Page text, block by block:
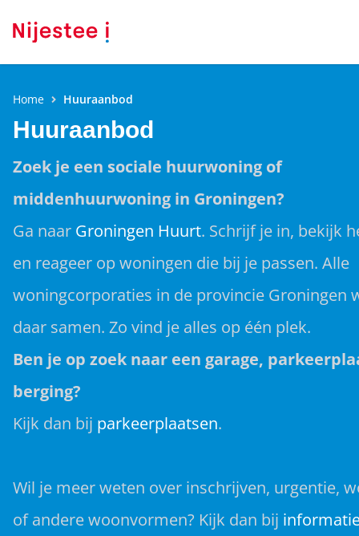
Home Huuraanbod
Huuraanbod
Zoek je een sociale huurwoning of
middenhuurwoning in Groningen?
Ga naar Groningen Huurt. Schrijf je in, bekijk
en reageer op woningen die bij je passen. Alle
woningcorporaties in de provincie Groningen
daar samen. Zo vind je alles op één plek.
Ben je op zoek naar een garage,
berging?
Kijk dan bij parkeerplaatsen.
Wil je meer weten over inschrijven, urgentie,
of andere woonvormen? Kijk dan bij